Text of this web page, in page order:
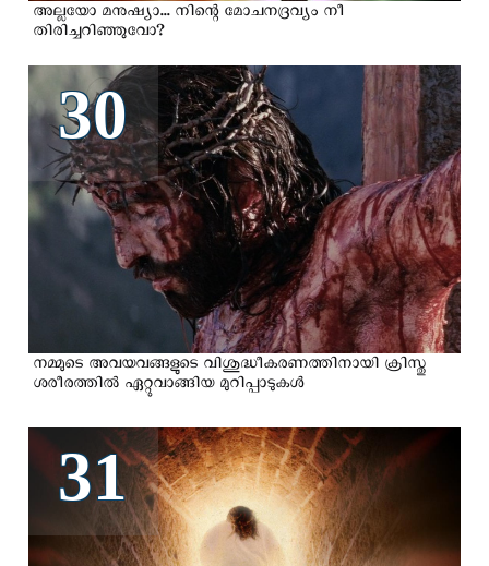
അല്ലയോ മനുഷ്യാ... നിന്റെ മോചനദ്രവ്യം നീ
തിരിച്ചറിഞ്ഞുവോ?
30
നമ്മുടെ അവയവങ്ങളുടെ വിശുദ്ധീകരണത്തിനായി ക്രിസ്തു
ശരീരത്തില്‍ ഏറ്റുവാങ്ങിയ മുറിപ്പാടുകള്‍
31